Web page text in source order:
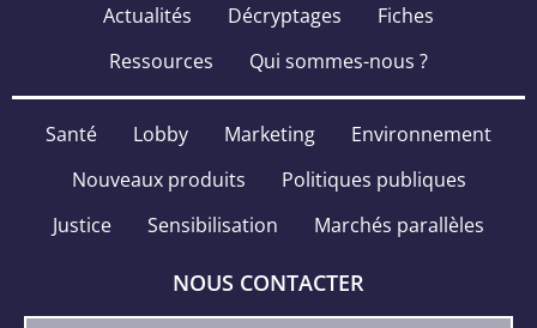
Actualités Décryptages
Fiches
Ressources
Qui sommes-nous ?
Santé Lobby Marketing
Environnement
Nouveaux produits
Politiques publiques
Justice
Sensibilisation Marchés parallèles
NOUS CONTACTER